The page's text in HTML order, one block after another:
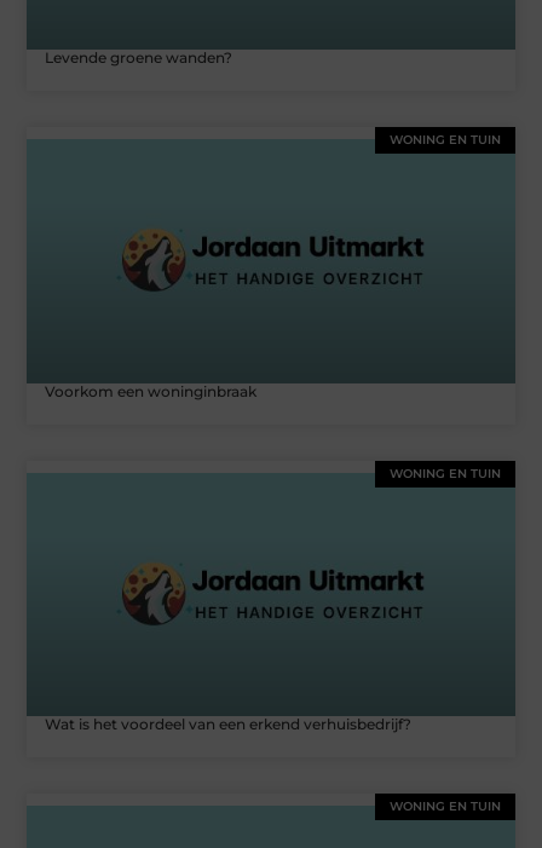
Levende groene wanden?
WONING EN TUIN
Voorkom een woninginbraak
WONING EN TUIN
Wat is het voordeel van een erkend verhuisbedrijf?
WONING EN TUIN